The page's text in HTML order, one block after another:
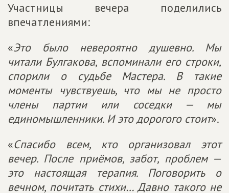
Участницы вечера поделились
впечатлениями:
«Это было невероятно душевно. Мы
читали Булгакова, вспоминали его строки,
спорили о судьбе Мастера. В такие
моменты чувствуешь, что мы не просто
члены партии или соседки — мы
единомышленники. И это дорогого стоит».
«Спасибо всем, кто организовал этот
вечер. После приёмов, забот, проблем —
это настоящая терапия. Поговорить о
вечном, почитать стихи… Давно такого не